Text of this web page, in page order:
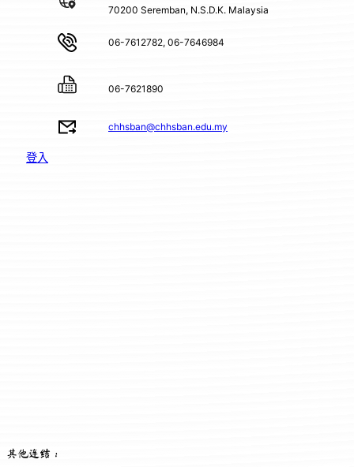
70200 Seremban, N.S.D.K. Malaysia
06-7612782, 06-7646984
06-7621890
chhsban@chhsban.edu.my
登入
其他连结：